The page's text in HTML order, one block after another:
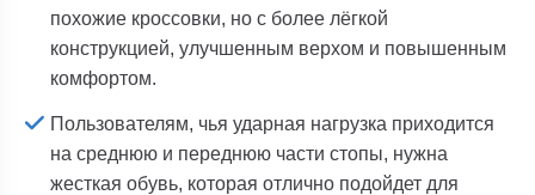
похожие кроссовки, но с более лёгкой
конструкцией, улучшенным верхом и повышенным
комфортом.
Пользователям, чья ударная нагрузка приходится
на среднюю и переднюю части стопы, нужна
жесткая обувь, которая отлично подойдет для